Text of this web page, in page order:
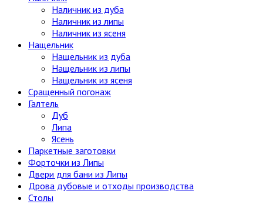
Наличник из дуба
Наличник из липы
Наличник из ясеня
Нащельник
Нащельник из дуба
Нащельник из липы
Нащельник из ясеня
Сращенный погонаж
Галтель
Дуб
Липа
Ясень
Паркетные заготовки
Форточки из Липы
Двери для бани из Липы
Дрова дубовые и отходы производства
Столы